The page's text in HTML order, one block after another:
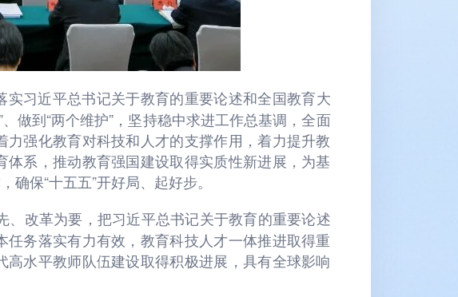
习近平总书记关于教育的重要论述和全国教育大
做到“两个维护”，坚持稳中求进工作总基调，全面
强化教育对科技和人才的支撑作用，着力提升教
系，推动教育强国建设取得实质性新进展，为基
保“十五五”开好局、起好步。
改革为要，把习近平总书记关于教育的重要论述
务落实有力有效，教育科技人才一体推进取得重
水平教师队伍建设取得积极进展，具有全球影响